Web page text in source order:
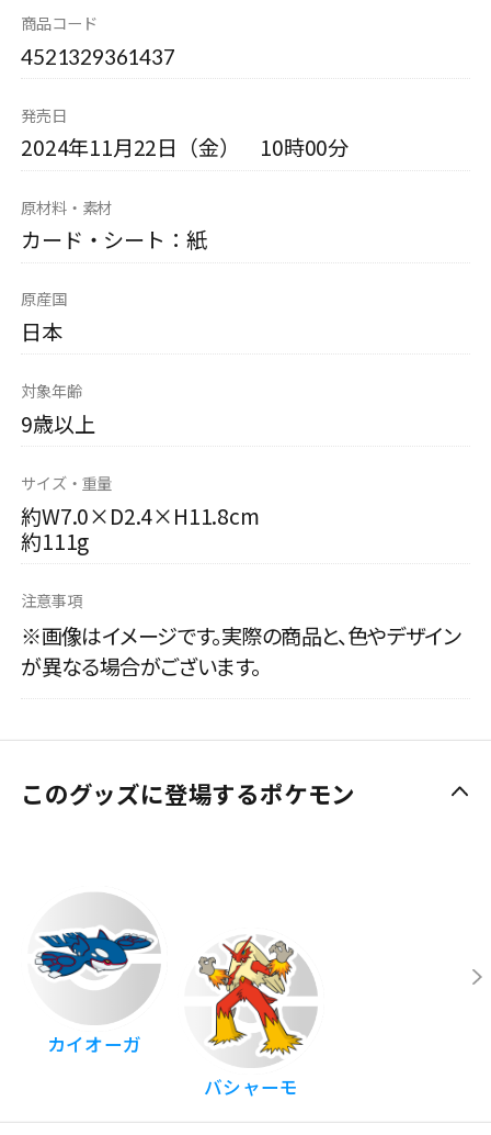
商品コード
4521329361437
発売日
2024年11月22日（金） 10時00分
原材料・素材
カード・シート：紙
原産国
日本
対象年齢
9歳以上
サイズ・重量
約W7.0×D2.4×H11.8cm
約111g
注意事項
※画像はイメージです。実際の商品と、色やデザイン
が異なる場合がございます。
このグッズに登場するポケモン
カイオーガ
バシャーモ